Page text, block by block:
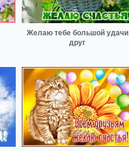
Желаю тебе большой удачи
друг